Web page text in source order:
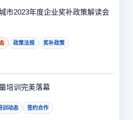
市2023年度企业奖补政策解读会
政策法规 奖补政策
培训完美落幕
训动态 签约合作